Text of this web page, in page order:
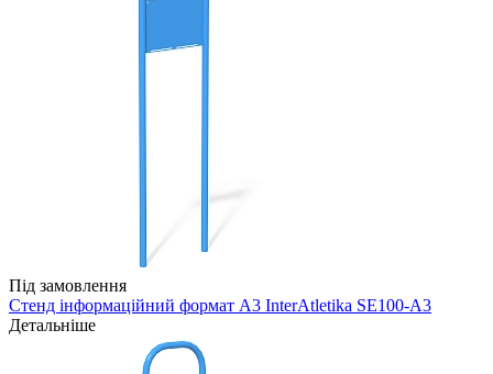
Під замовлення
Стенд інформаційний формат A3 InterAtletika SE100-A3
Детальніше